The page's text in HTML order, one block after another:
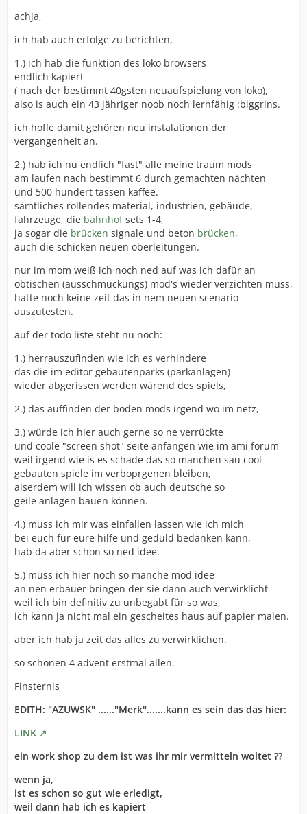
achja,
ich hab auch erfolge zu berichten,
1.) ich hab die funktion des loko browsers
endlich kapiert
( nach der bestimmt 40gsten neuaufspielung von loko),
also is auch ein 43 jähriger noob noch lernfähig :biggrins.
ich hoffe damit gehören neu instalationen der
vergangenheit an.
2.) hab ich nu endlich "fast" alle meíne traum mods
am laufen nach bestimmt 6 durch gemachten nächten
und 500 hundert tassen kaffee.
sämtliches rollendes material, industrien, gebäude,
fahrzeuge, die bahnhofsets 1-4,
ja sogar die brücken signale und beton brücken,
auch die schicken neuen oberleitungen.
nur im mom weiß ich noch ned auf was ich dafür an
obtischen (ausschmückungs) mod's wieder verzichten muss,
hatte noch keine zeit das in nem neuen scenario
auszutesten.
auf der todo liste steht nu noch:
1.) herrauszufinden wie ich es verhindere
das die im editor gebautenparks (parkanlagen)
wieder abgerissen werden wärend des spiels,
2.) das auffinden der boden mods irgend wo im netz,
3.) würde ich hier auch gerne so ne verrückte
und coole "screen shot" seite anfangen wie im ami forum
weil irgend wie is es schade das so manchen sau cool
gebauten spiele im verboprgenen bleiben,
aiserdem will ich wissen ob auch deutsche so
geile anlagen bauen können.
4.) muss ich mir was einfallen lassen wie ich mich
bei euch für eure hilfe und geduld bedanken kann,
hab da aber schon so ned idee.
5.) muss ich hier noch so manche mod idee
an nen erbauer bringen der sie dann auch verwirklicht
weil ich bin definitiv zu unbegabt für so was,
ich kann ja nicht mal ein gescheites haus auf papier malen.
aber ich hab ja zeit das alles zu verwirklichen.
so schönen 4 advent erstmal allen.
Finsternis
EDITH: "AZUWSK" ......"Merk".......kann es sein das das hier:
LINK
ein work shop zu dem ist was ihr mir vermitteln woltet ??
wenn ja,
ist es schon so gut wie erledigt,
weil dann hab ich es kapiert